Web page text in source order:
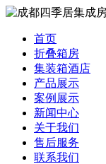
首页
折叠箱房
集装箱酒店
产品展示
案例展示
新闻中心
关于我们
售后服务
联系我们